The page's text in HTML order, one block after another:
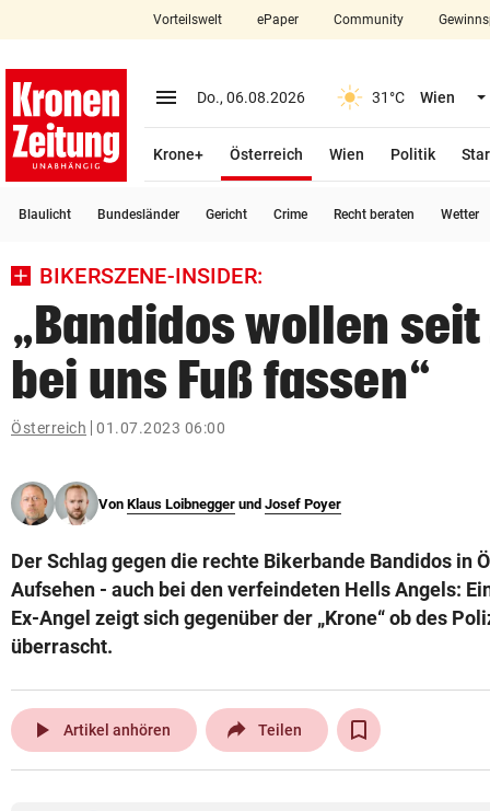
closeSchließen
account_circle Anmelden
arrow_right
bookmark
search
Suchbegriff
eingeben
© Krone Multimedia GmbH & Co KG 2026
Vorteilswelt ePaper Community
menu Menü aufklappen
Do., 06.08.2026 31°C Wien
Krone+ Österreich
Wien
Politik
Blaulicht Bundesländer Gericht Crime Recht beraten Wetter
BIKERSZENE-INSIDER:
„Bandidos wollen seit
bei uns Fuß fassen“
Österreich 01.07.2023 06:00
Von Klaus Loibnegger und Josef Poyer
Der Schlag gegen die rechte Bikerbande Bandidos in
Aufsehen - auch bei den verfeindeten Hells Angels:
Ex-Angel zeigt sich gegenüber der „Krone“ ob des
überrascht.
play_arrow Artikel anhören Teilen